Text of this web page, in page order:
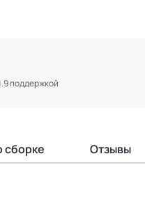
поддержкой
сборке Отзывы